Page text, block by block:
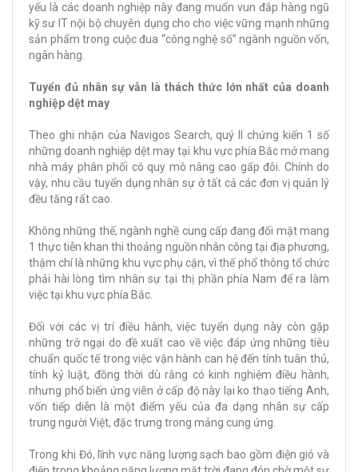
yếu là các doanh nghiệp này đang muốn vun đắp hàng ngũ
kỹ sư IT nội bộ chuyên dụng cho cho việc vững mạnh những
sản phẩm trong cuộc đua “công nghệ số” ngành nguồn vốn,
ngân hàng.
Tuyển đủ nhân sự vẫn là thách thức lớn nhất của doanh
nghiệp dệt may
Theo ghi nhận của Navigos Search, quý II chứng kiến 1 số
những doanh nghiệp dệt may tại khu vực phía Bắc mở mang
nhà máy phân phối có quy mô nâng cao gấp đôi. Chính do
vậy, nhu cầu tuyển dụng nhân sự ở tất cả các đơn vị quản lý
đều tăng rất cao.
Không những thế, ngành nghề cung cấp đang đối mặt mang
1 thực tiễn khan thi thoảng nguồn nhân công tại địa phương,
thậm chí là những khu vực phụ cận, vì thế phổ thông tổ chức
phải hài lòng tìm nhân sự tại thị phần phía Nam để ra làm
việc tại khu vực phía Bắc.
Đối với các vị trí điều hành, việc tuyển dụng này còn gặp
những trở ngại do đề xuất cao về việc đáp ứng những tiêu
chuẩn quốc tế trong việc vận hành can hệ đến tính tuân thủ,
tính kỷ luật, đồng thời dù rằng có kinh nghiệm điều hành,
nhưng phổ biến ứng viên ở cấp độ này lại ko thạo tiếng Anh,
vốn tiếp diễn là một điểm yếu của đa dạng nhân sự cấp
trung người Việt, đặc trưng trong mảng cung ứng.
Trong khi Đó, lĩnh vực năng lượng sạch bao gồm điện gió và